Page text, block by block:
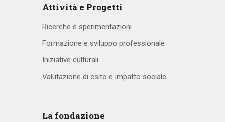
Attività e Progetti
Ricerche e sperimentazioni
Formazione e sviluppo professionale
Iniziative culturali
Valutazione di esito e impatto sociale
La fondazione